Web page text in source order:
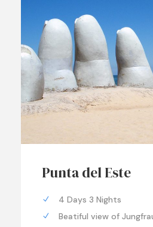
Punta del Este
4 Days 3 Nights
Beatiful view of